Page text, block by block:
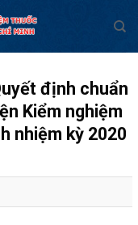
định chuẩn
Kiểm nghiệm
nhiệm kỳ 2020